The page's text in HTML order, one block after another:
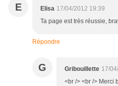
E Elisa 17/04/2012 19:39
Ta page est très réussie,
Répondre
G Gribouillette 17/
<br /> <br /> Merci